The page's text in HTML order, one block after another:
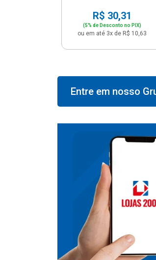
R$ 30,31
(5% de Desconto no PIX)
ou em até 3x de R$ 10,63
Entre em nosso